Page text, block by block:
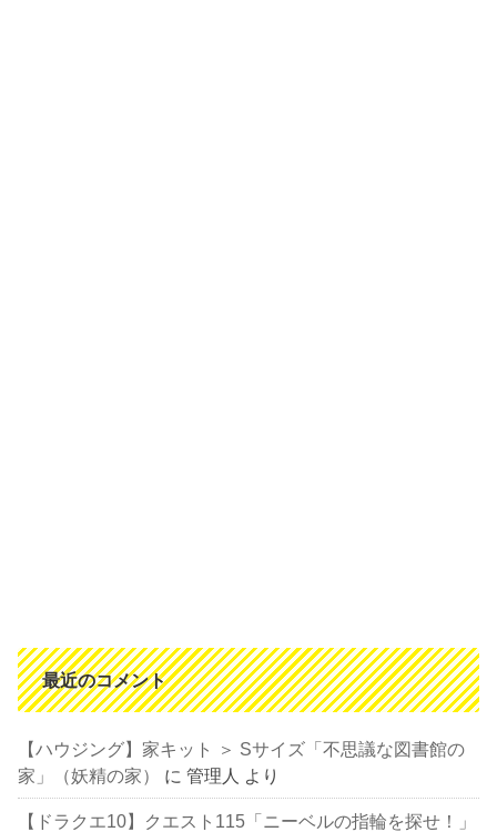
最近のコメント
【ハウジング】家キット ＞ Sサイズ「不思議な図書館の
家」（妖精の家）
に管理人 より
【ドラクエ10】クエスト115「ニーベルの指輪を探せ！」